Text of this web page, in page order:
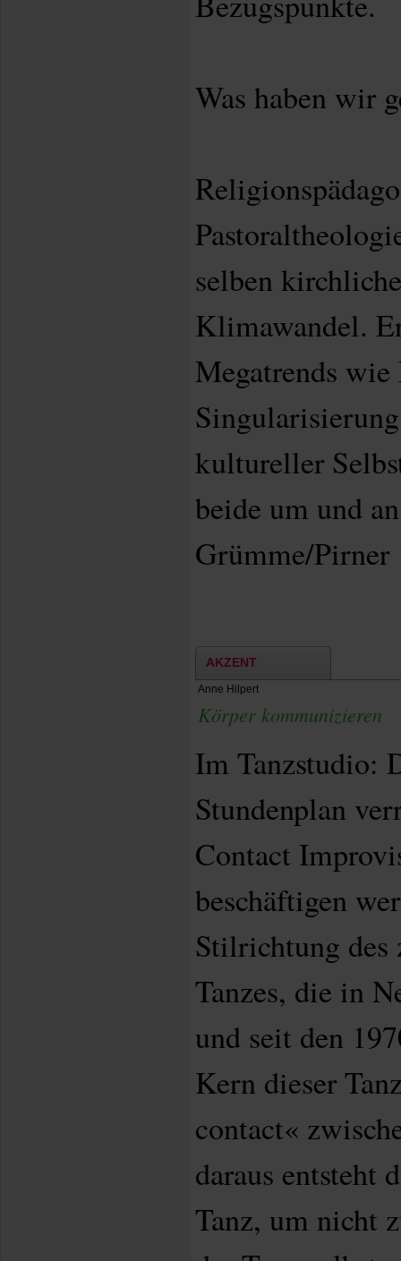
Was haben wir
selben
Klimawandel.
Megatrends
kultureller
beide um und
Grümme/Pirner
AKZENT
Anne Hilpert
Körper kommunizieren
Im Tanzstudio:
Stundenplan
Contact
beschäftigen
Stilrichtung des
Tanzes, die in
und seit den
Kern dieser
contact«
daraus entsteht
Tanz, um nicht